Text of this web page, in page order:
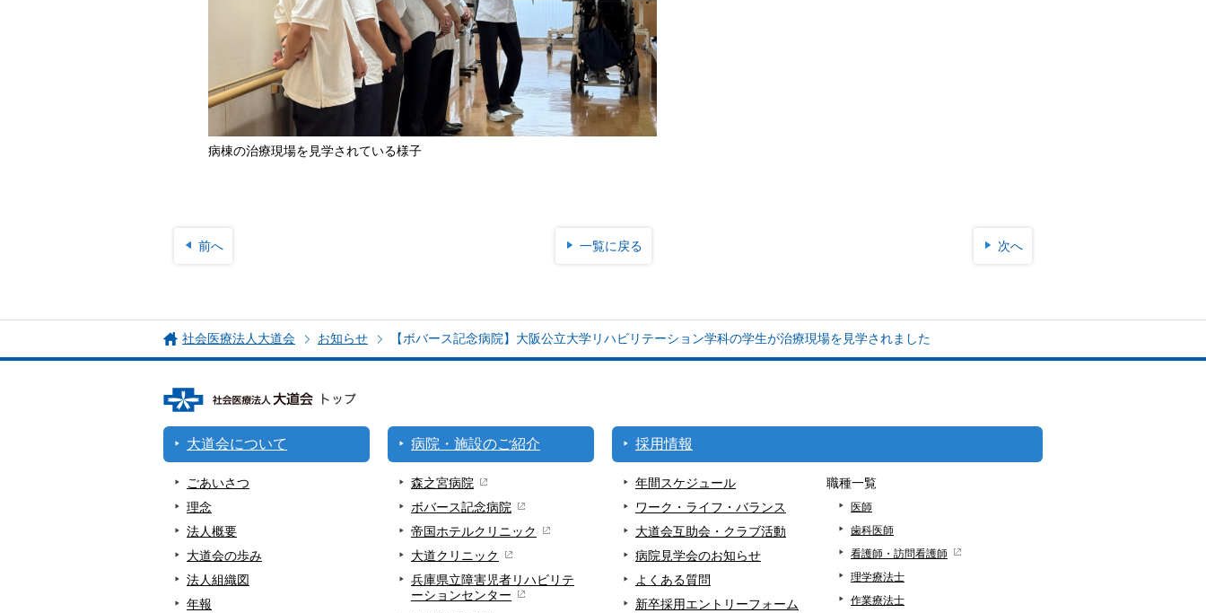
病棟の治療現場を見学されている様子
前へ 一覧に戻る 次へ
社会医療法人大道会 お知らせ 【ボバース記念病院】大阪公立大学リハビリテーション学科の学生が治療現場を見学されました
大道会について
ごあいさつ
理念
法人概要
大道会の歩み
法人組織図
年報
病院・施設のご紹介
森之宮病院
ボバース記念病院
帝国ホテルクリニック
大道クリニック
兵庫県立障害児者リハビリテ
ーションセンター
採用情報
年間スケジュール
ワーク・ライフ・バランス
大道会互助会・クラブ活動
病院見学会のお知らせ
よくある質問
新卒採用エントリーフォーム
職種一覧
医師
歯科医師
看護師・訪問看護師
理学療法士
作業療法士